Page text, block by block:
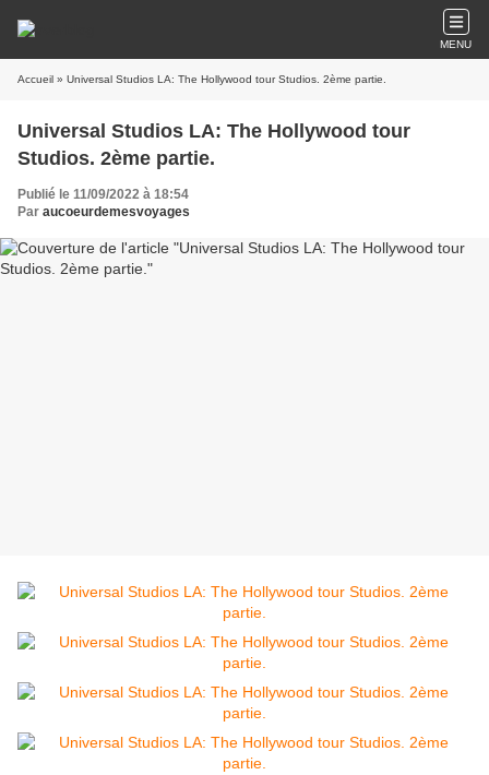
MENU
Accueil » Universal Studios LA: The Hollywood tour Studios. 2ème partie.
Universal Studios LA: The Hollywood tour
Studios. 2ème partie.
Publié le 11/09/2022 à 18:54
Par aucoeurdemesvoyages